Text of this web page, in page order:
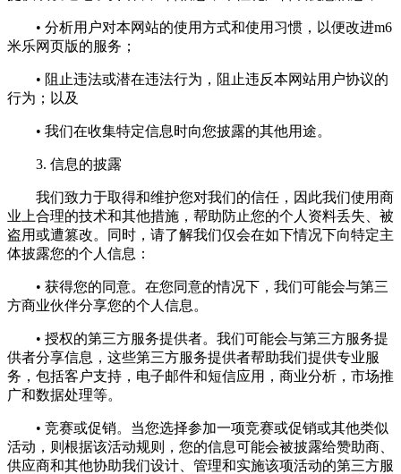
• 分析用户对本网站的使用方式和使用习惯，以便改进m6
米乐网页版的服务；
• 阻止违法或潜在违法行为，阻止违反本网站用户协议的
行为；以及
• 我们在收集特定信息时向您披露的其他用途。
3. 信息的披露
我们致力于取得和维护您对我们的信任，因此我们使用商
业上合理的技术和其他措施，帮助防止您的个人资料丢失、被
盗用或遭篡改。同时，请了解我们仅会在如下情况下向特定主
体披露您的个人信息：
• 获得您的同意。在您同意的情况下，我们可能会与第三
方商业伙伴分享您的个人信息。
• 授权的第三方服务提供者。我们可能会与第三方服务提
供者分享信息，这些第三方服务提供者帮助我们提供专业服
务，包括客户支持，电子邮件和短信应用，商业分析，市场推
广和数据处理等。
• 竞赛或促销。当您选择参加一项竞赛或促销或其他类似
活动，则根据该活动规则，您的信息可能会被披露给赞助商、
供应商和其他协助我们设计、管理和实施该项活动的第三方服